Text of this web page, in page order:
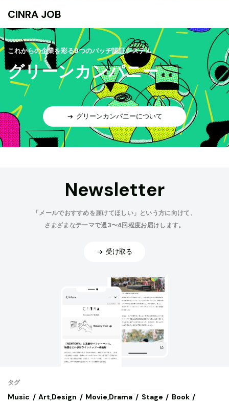
CINRA JOB
これからの企業を彩る9つのバッヂ認証システム
グリーンカンパニー
グリーンカンパニーについて
Newsletter
「メールでおすすめを届けてほしい」という方に向けて、
さまざまなテーマで週3〜4回程度お届けします。
受け取る
タグ
Music Art,Design Movie,Drama Stage
Book